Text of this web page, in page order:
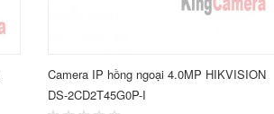
Camera IP hồng ngoại 4.0MP HIKVISION
DS-2CD2T45G0P-I